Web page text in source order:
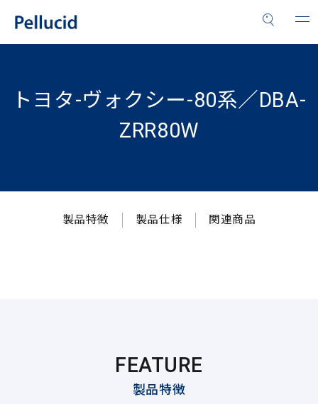
トヨタ-ヴォクシー-80系／DBA-
ZRR80W
製品特徴 製品仕様 関連商品
FEATURE
製品特徴